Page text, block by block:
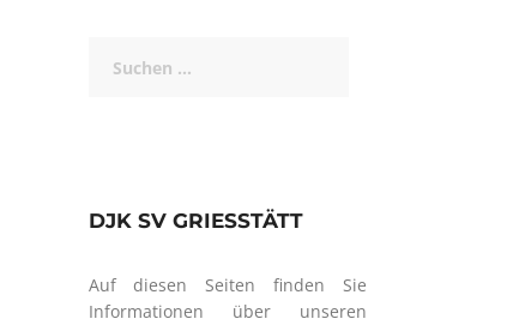
nach:
DJK SV GRIESSTÄTT
Auf diesen Seiten finden Sie
Informationen über unseren